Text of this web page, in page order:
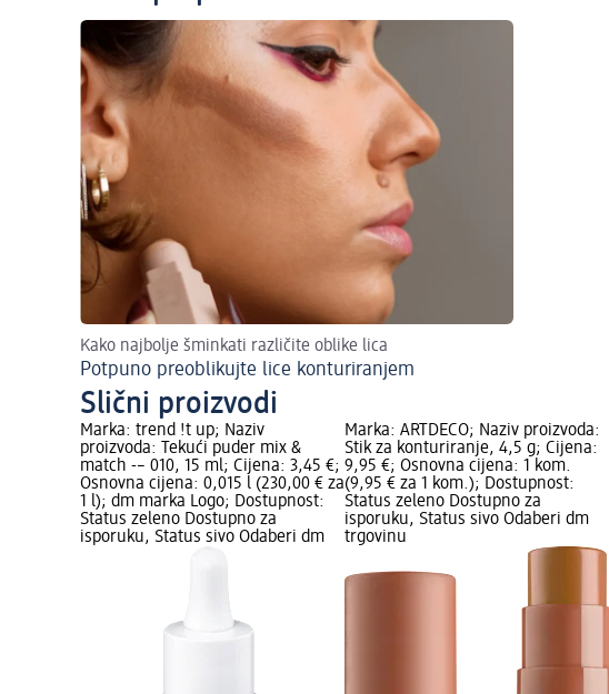
Kako najbolje šminkati različite oblike lica
Potpuno preoblikujte lice konturiranjem
Slični proizvodi
Marka: trend !t up; Naziv
proizvoda: Tekući puder mix &
match -– 010, 15 ml; Cijena: 3,45 €;
Osnovna cijena: 0,015 l (230,00 € za
1 l); dm marka Logo; Dostupnost:
Status zeleno Dostupno za
isporuku, Status sivo Odaberi dm
Marka: ARTDECO; Naziv proizvoda:
Stik za konturiranje, 4,5 g; Cijena:
9,95 €; Osnovna cijena: 1 kom.
(9,95 € za 1 kom.); Dostupnost:
Status zeleno Dostupno za
isporuku, Status sivo Odaberi dm
trgovinu